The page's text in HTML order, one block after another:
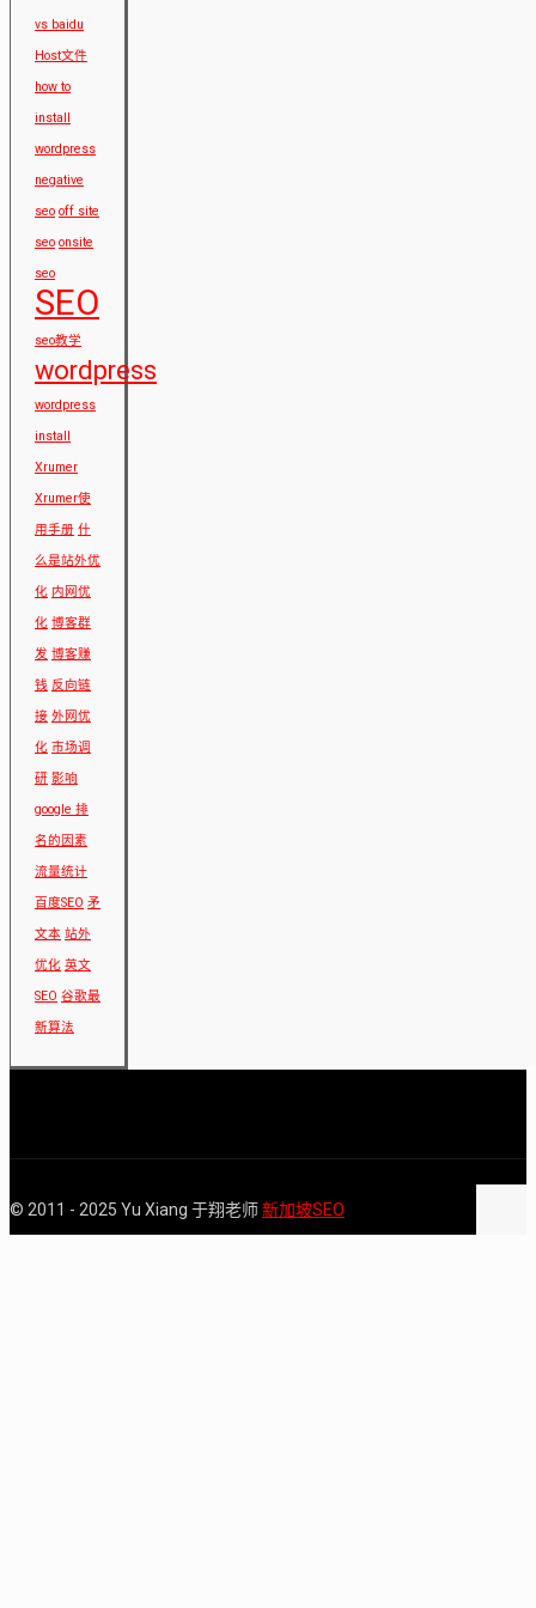
vs baidu
Host文件
how to
install
wordpress
negative
seo off site
seo onsite
seo
SEO
seo教学
wordpress
wordpress
install
Xrumer
Xrumer使
用手册 什
么是站外优
化 内网优
化 博客群
发 博客赚
钱 反向链
接 外网优
化 市场调
研 影响
google 排
名的因素
流量统计
百度SEO 矛
文本 站外
优化 英文
SEO 谷歌最
新算法
© 2011 - 2025 Yu Xiang 于翔老师新加坡SEO